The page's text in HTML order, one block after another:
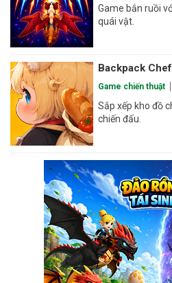
Game bắn ruồi
quái vật.
Backpack Chef
Game chiến thuật
Sắp xếp kho đồ
chiến đấu.